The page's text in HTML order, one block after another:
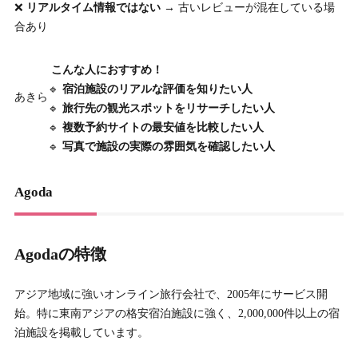
❌ リアルタイム情報ではない→ 古いレビューが混在している場
合あり
あきら
こんな人におすすめ！
🔹 宿泊施設のリアルな評価を知りたい人
🔹 旅行先の観光スポットをリサーチしたい人
🔹 複数予約サイトの最安値を比較したい人
🔹 写真で施設の実際の雰囲気を確認したい人
Agoda
Agodaの特徴
アジア地域に強いオンライン旅行会社で、2005年にサービス開
始。特に東南アジアの格安宿泊施設に強く、2,000,000件以上の宿
泊施設を掲載しています。